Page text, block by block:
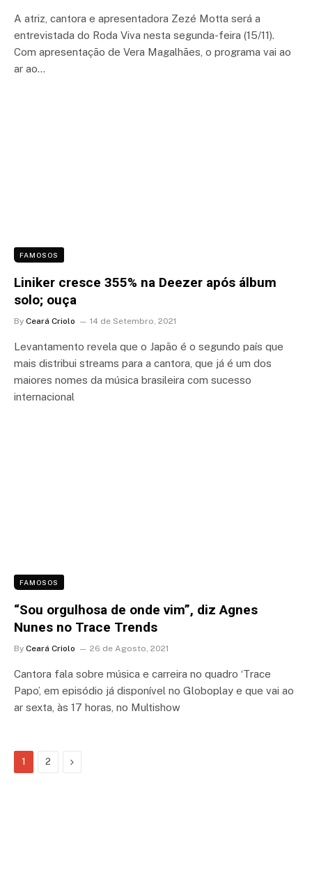
A atriz, cantora e apresentadora Zezé Motta será a
entrevistada do Roda Viva nesta segunda-feira (15/11).
Com apresentação de Vera Magalhães, o programa vai ao
ar ao…
FAMOSOS
Liniker cresce 355% na Deezer após álbum
solo; ouça
By Ceará Criolo 14 de Setembro, 2021
Levantamento revela que o Japão é o segundo país que
mais distribui streams para a cantora, que já é um dos
maiores nomes da música brasileira com sucesso
internacional
FAMOSOS
“Sou orgulhosa de onde vim”, diz Agnes
Nunes no Trace Trends
By Ceará Criolo 26 de Agosto, 2021
Cantora fala sobre música e carreira no quadro ‘Trace
Papo’, em episódio já disponível no Globoplay e que vai ao
ar sexta, às 17 horas, no Multishow
1 2 Next